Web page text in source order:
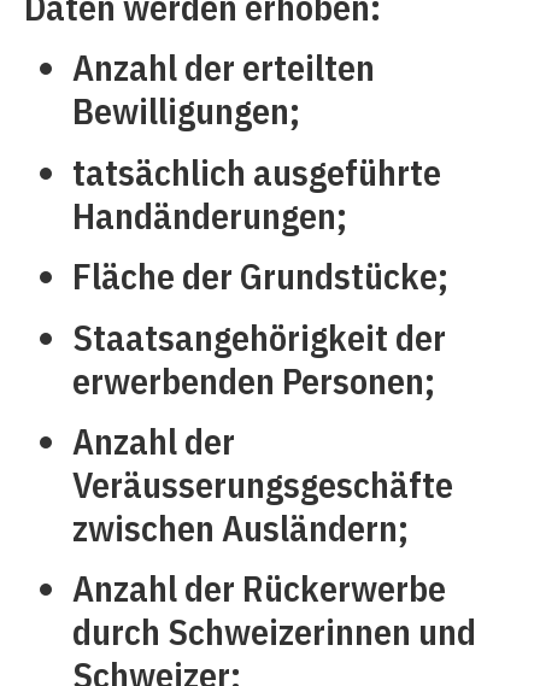
Anzahl der erteilten
Bewilligungen;
tatsächlich ausgeführte
Handänderungen;
Fläche der Grundstücke;
Staatsangehörigkeit der
erwerbenden Personen;
Anzahl der
Veräusserungsgeschäfte
zwischen Ausländern;
Anzahl der Rückerwerbe
durch Schweizerinnen und
Schweizer;